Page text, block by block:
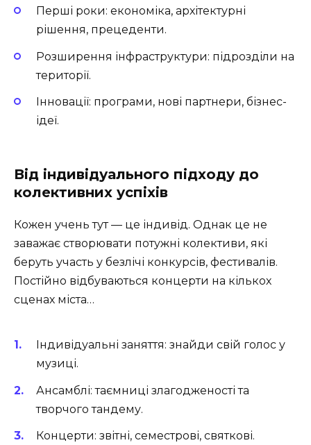
Перші роки: економіка, архітектурні
рішення, прецеденти.
Розширення інфраструктури: підрозділи на
території.
Інновації: програми, нові партнери, бізнес-
ідеї.
Від індивідуального підходу до
колективних успіхів
Кожен учень тут — це індивід. Однак це не
заважає створювати потужні колективи, які
беруть участь у безлічі конкурсів, фестивалів.
Постійно відбуваються концерти на кількох
сценах міста…
Індивідуальні заняття: знайди свій голос у
музиці.
Ансамблі: таємниці злагодженості та
творчого тандему.
Концерти: звітні, семестрові, святкові.